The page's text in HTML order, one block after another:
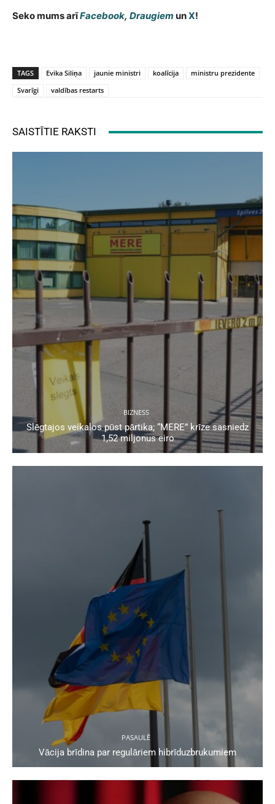
Seko mums arīFacebook, Draugiem unX!
TAGS Evika Siliņa jaunie ministri koalīcija
ministru prezidente
Svarīgi
valdības restarts
SAISTĪTIE RAKSTI
BIZNESS
Slēgtajos veikalos pūst pārtika; “MERE” krīze sasniedz
1,52 miljonus eiro
PASAULĒ
Vācija brīdina par regulāriem hibrīduzbrukumiem